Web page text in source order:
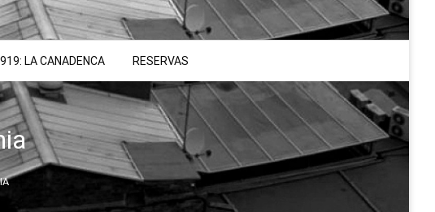
LA CANADENCA RESERVAS